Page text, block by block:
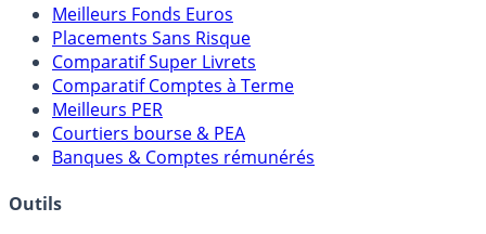
Meilleures Assurances-Vie
Meilleurs Fonds Euros
Placements Sans Risque
Comparatif Super Livrets
Comparatif Comptes à Terme
Meilleurs PER
Banques & Comptes rémunérés